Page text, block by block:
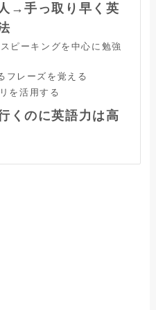
→手っ取り早く英
ピーキングを中心に勉強
フレーズを覚える
を活用する
くのに英語力は高